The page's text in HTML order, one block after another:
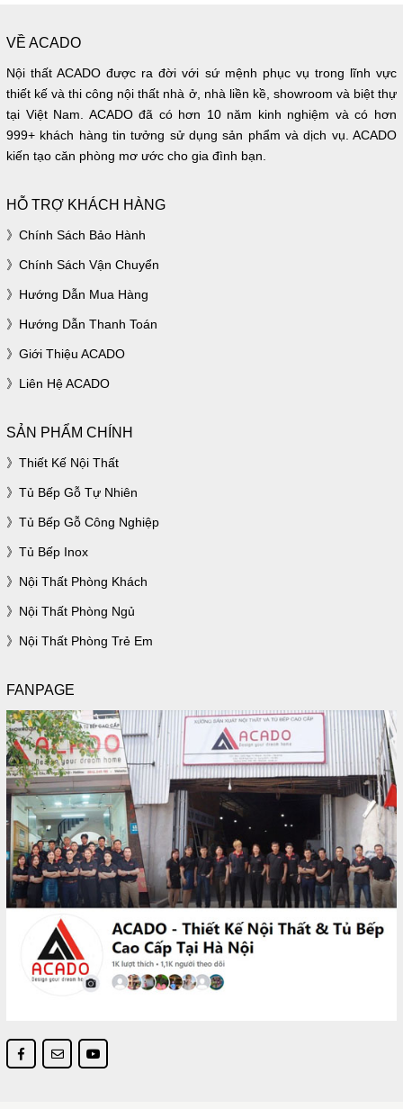
VỀ ACADO
Nội thất ACADO được ra đời với sứ mệnh phục vụ trong lĩnh vực
thiết kế và thi công nội thất nhà ở, nhà liền kề, showroom và biệt thự
tại Việt Nam. ACADO đã có hơn 10 năm kinh nghiệm và có hơn
999+ khách hàng tin tưởng sử dụng sản phẩm và dịch vụ. ACADO
kiến tạo căn phòng mơ ước cho gia đình bạn.
HỖ TRỢ KHÁCH HÀNG
Chính Sách Bảo Hành
Chính Sách Vận Chuyển
Hướng Dẫn Mua Hàng
Hướng Dẫn Thanh Toán
Giới Thiệu ACADO
Liên Hệ ACADO
SẢN PHẨM CHÍNH
Thiết Kế Nội Thất
Tủ Bếp Gỗ Tự Nhiên
Tủ Bếp Gỗ Công Nghiệp
Tủ Bếp Inox
Nội Thất Phòng Khách
Nội Thất Phòng Ngủ
Nội Thất Phòng Trẻ Em
FANPAGE